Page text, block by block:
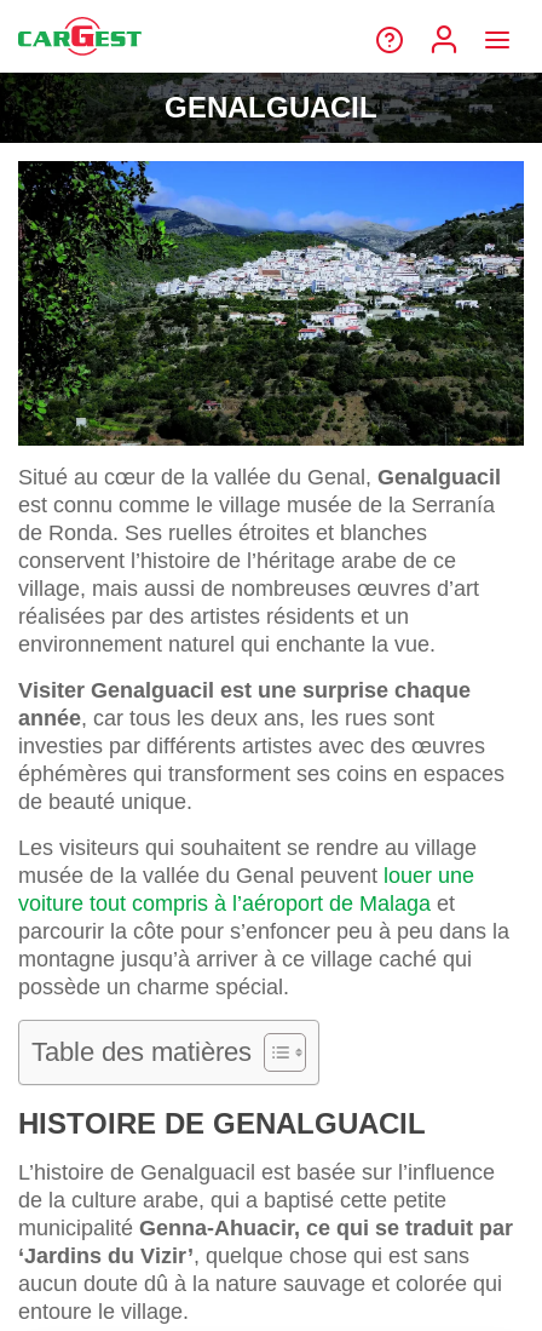
GENALGUACIL
Situé au cœur de la vallée du Genal, Genalguacil
est connu comme le village musée de la Serranía
de Ronda. Ses ruelles étroites et blanches
conservent l’histoire de l’héritage arabe de ce
village, mais aussi de nombreuses œuvres d’art
réalisées par des artistes résidents et un
environnement naturel qui enchante la vue.
Visiter Genalguacil est une surprise chaque
année, car tous les deux ans, les rues sont
investies par différents artistes avec des œuvres
éphémères qui transforment ses coins en espaces
de beauté unique.
Les visiteurs qui souhaitent se rendre au village
musée de la vallée du Genal peuvent louer une
voiture tout compris à l’aéroport de Malaga et
parcourir la côte pour s’enfoncer peu à peu dans la
montagne jusqu’à arriver à ce village caché qui
possède un charme spécial.
Table des matières
HISTOIRE DE GENALGUACIL
L’histoire de Genalguacil est basée sur l’influence
de la culture arabe, qui a baptisé cette petite
municipalité Genna-Ahuacir, ce qui se traduit par
‘Jardins du Vizir’, quelque chose qui est sans
aucun doute dû à la nature sauvage et colorée qui
entoure le village.